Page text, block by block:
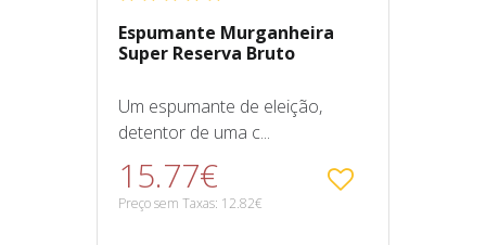
Espumante Murganheira
Super Reserva Bruto
Um espumante de eleição,
detentor de uma c...
15.77€
Preço sem Taxas: 12.82€